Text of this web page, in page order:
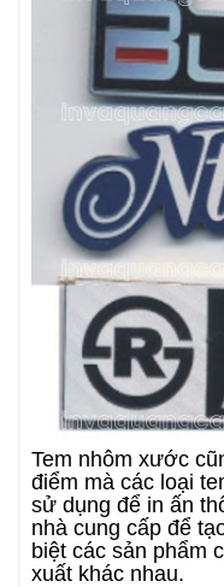
Tem nhôm xước
điểm mà các loại
sử dụng để in ấn
nhà cung cấp để
biệt các sản phẩm
xuất khác nhau.